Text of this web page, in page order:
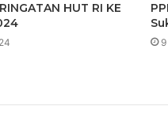
HUT RI KE